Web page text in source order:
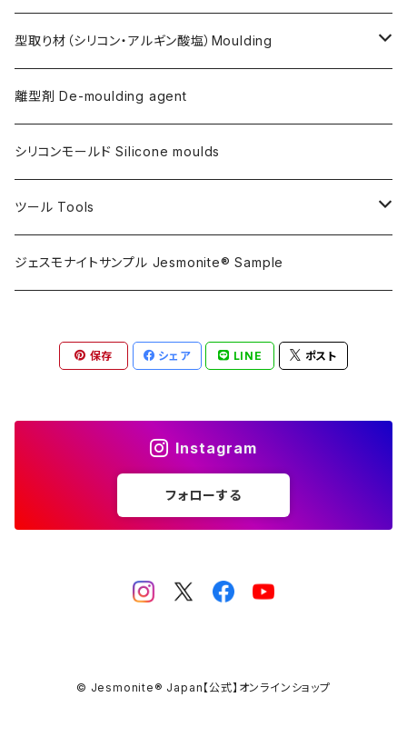
天然繊維 AC100/AC730共用
Flex Metal (AC730ベースの金属粉入り主材)
金属仕上げ副資材
アクリリックシーラーAC100用
AQSコートAC100用
フレキシガードシーラーAC730用
ステインプルーフコートAC100/AC730両用
型取り材（シリコン・アルギン酸塩）Moulding
シリコン
アルギン酸塩（アルジネート）
離型剤 De-moulding agent
シリコンモールド Silicone moulds
ツール Tools
攪拌ブレード Mixing blade
刷毛 Brush
カップ Cup
ジェスモナイトサンプル Jesmonite® Sample
保存 シェア LINE ポスト
Instagram
フォローする
© Jesmonite® Japan【公式】オンラインショップ